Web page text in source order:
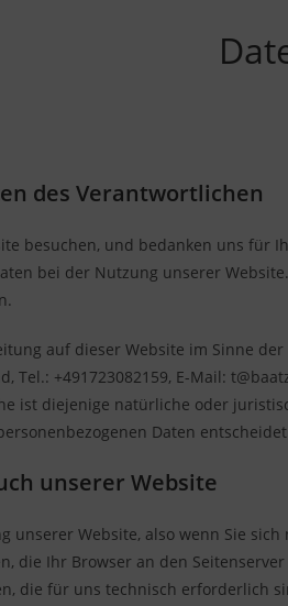
des Verantwortlichen
besuchen, und bedanken uns für
bei der Nutzung unserer
auf dieser Website im Sinne der
Tel.: +491723082159, E-Mail:
ist diejenige natürliche oder
Daten
unserer Website
unserer Website, also wenn Sie
die Ihr Browser an den
die für uns technisch erforderlich